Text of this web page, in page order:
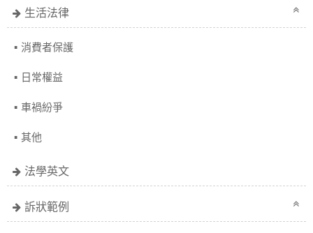
生活法律
消費者保護
日常權益
車禍紛爭
其他
法學英文
訴狀範例